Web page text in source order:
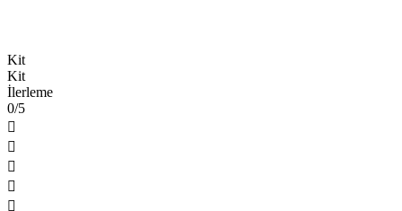
Kit
Kit
İlerleme
0/5




